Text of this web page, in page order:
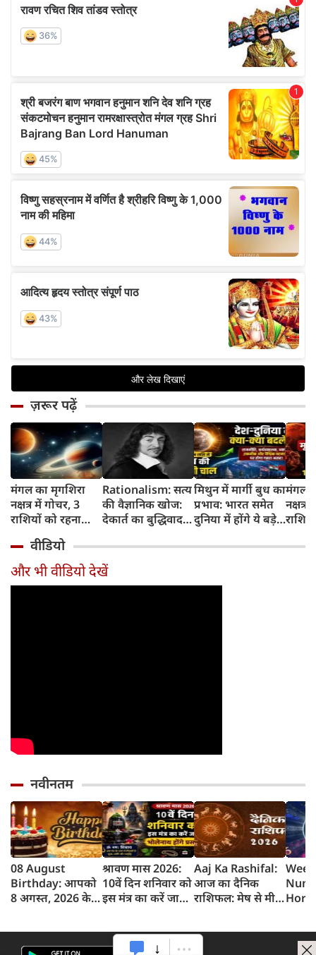
ज़रूर पढ़ें
मंगल का मृगशिरा
नक्षत्र में गोचर, 3
राशियों को रहना
सावधान
Rationalism: सत्य
की वैज्ञानिक खोज:
देकार्त का बुद्धिवाद
का जन्म
मिथुन में मार्गी बुध का
प्रभाव: भारत समेत
दुनिया में होंगे ये बड़े
मंगल
नक्षत्र
किसे
वीडियो
और भी वीडियो देखें
नवीनतम
08 August
Birthday: आपको
8 अगस्त, 2026 के
श्रावण मास 2026:
10वें दिन शनिवार को
इस मंत्र का करें जाप,
Aaj Ka Rashifal:
आज का दैनिक
राशिफल: मेष से मीन
2026)